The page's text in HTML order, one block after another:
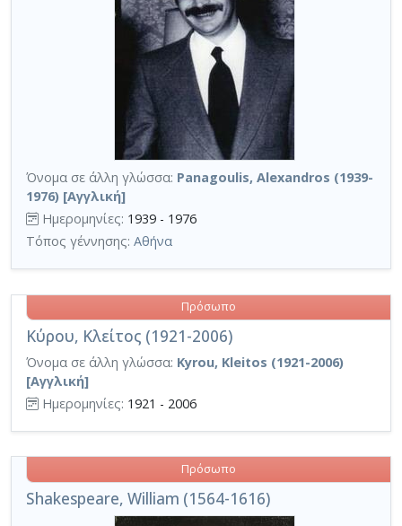
Όνομα σε άλλη γλώσσα: Panagoulis, Alexandros (1939-
1976) [Αγγλική]
Ημερομηνίες: 1939 - 1976
Τόπος γέννησης: Αθήνα
Κύρου, Κλείτος (1921-2006)
Πρόσωπο
Όνομα σε άλλη γλώσσα: Kyrou, Kleitos (1921-2006)
[Αγγλική]
Ημερομηνίες: 1921 - 2006
Shakespeare, William (1564-1616)
Πρόσωπο